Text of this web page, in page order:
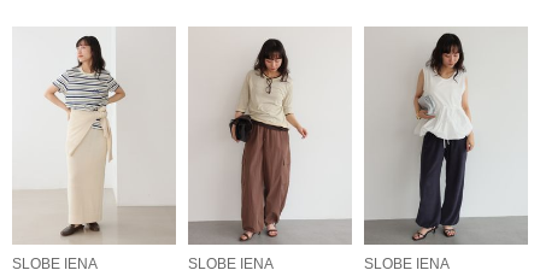
SLOBE IENA
SLOBE IENA
SLOBE IENA